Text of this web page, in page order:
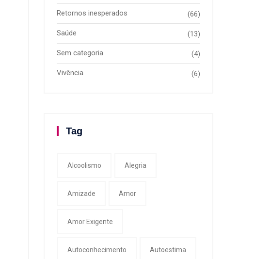
Retornos inesperados (66)
Saúde (13)
Sem categoria (4)
Vivência (6)
Tag
Alcoolismo Alegria
Amizade Amor
Amor Exigente
Autoconhecimento Autoestima